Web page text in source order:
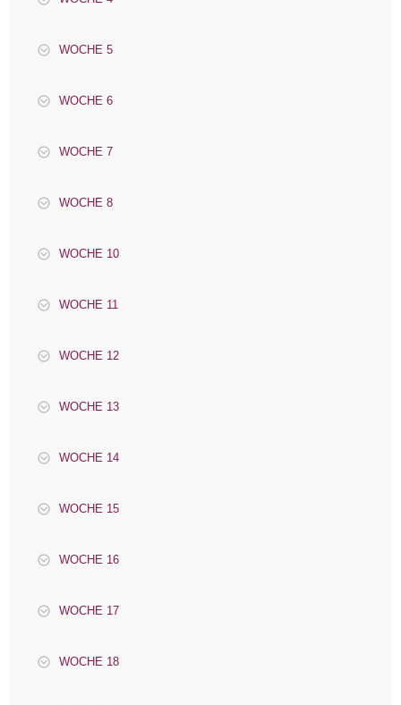
WOCHE 5
WOCHE 6
WOCHE 7
WOCHE 8
WOCHE 10
WOCHE 11
WOCHE 12
WOCHE 13
WOCHE 14
WOCHE 15
WOCHE 16
WOCHE 17
WOCHE 18